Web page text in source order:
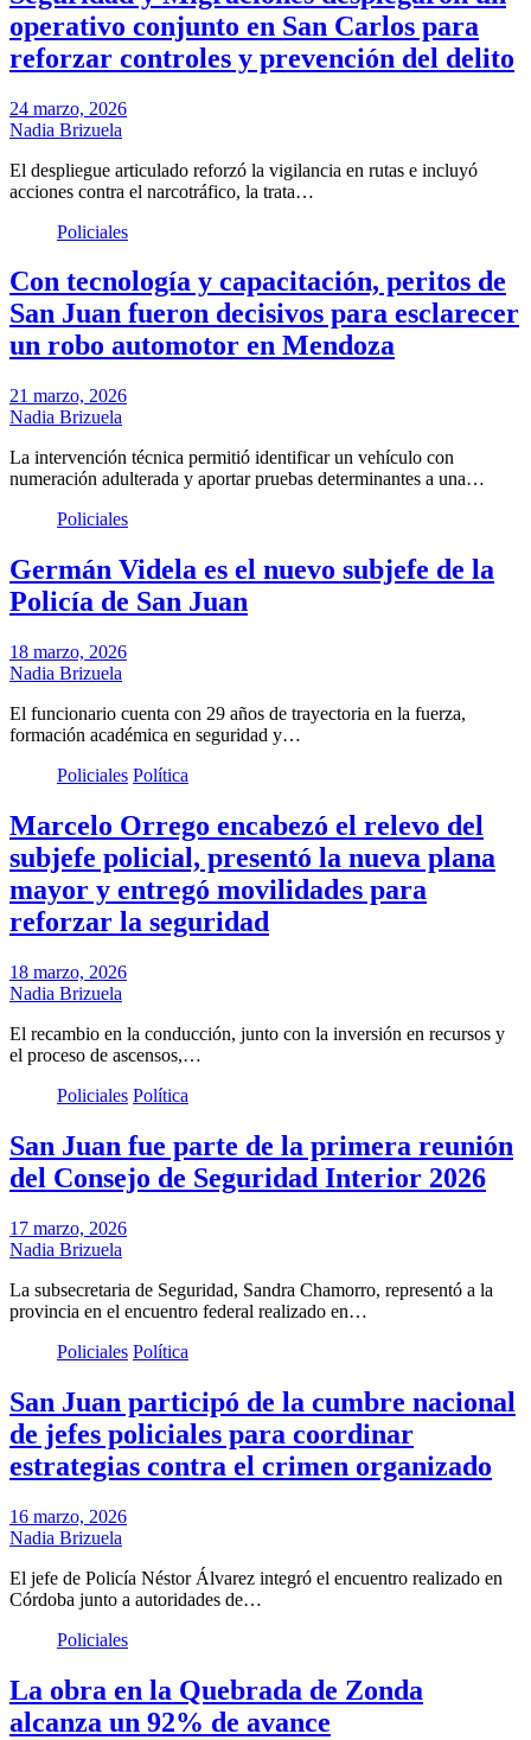
operativo conjunto en San Carlos para
reforzar controles y prevención del delito
24 marzo, 2026
Nadia Brizuela
El despliegue articulado reforzó la vigilancia en rutas e incluyó
acciones contra el narcotráfico, la trata…
Policiales
Con tecnología y capacitación, peritos de
San Juan fueron decisivos para esclarecer
un robo automotor en Mendoza
21 marzo, 2026
Nadia Brizuela
La intervención técnica permitió identificar un vehículo con
numeración adulterada y aportar pruebas determinantes a una…
Policiales
Germán Videla es el nuevo subjefe de la
Policía de San Juan
18 marzo, 2026
Nadia Brizuela
El funcionario cuenta con 29 años de trayectoria en la fuerza,
formación académica en seguridad y…
Policiales Política
Marcelo Orrego encabezó el relevo del
subjefe policial, presentó la nueva plana
mayor y entregó movilidades para
reforzar la seguridad
18 marzo, 2026
Nadia Brizuela
El recambio en la conducción, junto con la inversión en recursos y
el proceso de ascensos,…
Policiales Política
San Juan fue parte de la primera reunión
del Consejo de Seguridad Interior 2026
17 marzo, 2026
Nadia Brizuela
La subsecretaria de Seguridad, Sandra Chamorro, representó a la
provincia en el encuentro federal realizado en…
Policiales Política
San Juan participó de la cumbre nacional
de jefes policiales para coordinar
estrategias contra el crimen organizado
16 marzo, 2026
Nadia Brizuela
El jefe de Policía Néstor Álvarez integró el encuentro realizado en
Córdoba junto a autoridades de…
Policiales
La obra en la Quebrada de Zonda
alcanza un 92% de avance